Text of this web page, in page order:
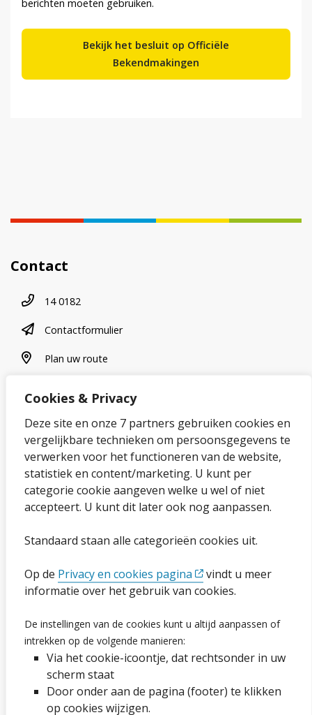
Cookies & Privacy
Deze site en onze 7 partners gebruiken cookies en
vergelijkbare technieken om persoonsgegevens te
verwerken voor het functioneren van de website,
statistiek en content/marketing. U kunt per
categorie cookie aangeven welke u wel of niet
accepteert. U kunt dit later ook nog aanpassen.
Standaard staan alle categorieën cookies uit.
Op de Privacy en cookies pagina
vindt u meer
informatie over het gebruik van cookies.
De instellingen van de cookies kunt u altijd aanpassen of
intrekken op de volgende manieren:
Via het cookie-icoontje, dat rechtsonder in uw
scherm staat
Door onder aan de pagina (footer) te klikken
op cookies wijzigen.
berichten moeten gebruiken.
Bekijk het besluit op Officiële
Bekendmakingen
Contact
Telefoonnummer
14 0182
contactformulier
Contactformulier
plan uw route
Plan uw route
Over onze website
Sitemap
Privacybeleid en cookies
Cookies wijzigen
Ga naar de pagina
Proclaimer en copyright
Webarchief